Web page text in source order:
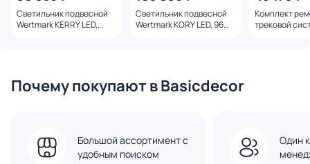
Светильник подвесной
Wertmark KERRY LED,
Светильник подвесной
Wertmark KORY LED, 96W,
Комплект
трековой
Почему покупают в Basicdecor
Большой ассортимент с
удобным поиском
Один